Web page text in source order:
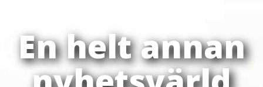
En helt annan